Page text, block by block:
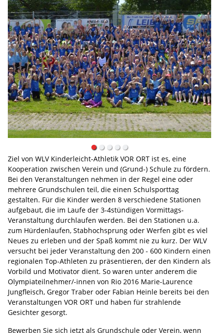
Ziel von WLV Kinderleicht-Athletik VOR ORT ist es, eine
Kooperation zwischen Verein und (Grund-) Schule zu fördern.
Bei den Veranstaltungen nehmen in der Regel eine oder
mehrere Grundschulen teil, die einen Schulsporttag
gestalten. Für die Kinder werden 8 verschiedene Stationen
aufgebaut, die im Laufe der 3-4stündigen Vormittags-
Veranstaltung durchlaufen werden. Bei den Stationen u.a.
zum Hürdenlaufen, Stabhochsprung oder Werfen gibt es viel
Neues zu erleben und der Spaß kommt nie zu kurz. Der WLV
versucht bei jeder Veranstaltung den 200 - 600 Kindern einen
regionalen Top-Athleten zu präsentieren, der den Kindern als
Vorbild und Motivator dient. So waren unter anderem die
Olympiateilnehmer/-innen von Rio 2016 Marie-Laurence
Jungfleisch, Gregor Traber oder Fabian Heinle bereits bei den
Veranstaltungen VOR ORT und haben für strahlende
Gesichter gesorgt.
Bewerben Sie sich jetzt als Grundschule oder Verein, wenn